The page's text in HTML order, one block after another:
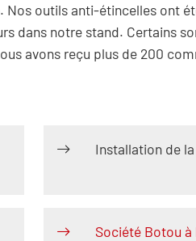
outils anti-étincelles ont
dans notre stand. Certains
avons reçu plus de 200
Installation de
Société Botou à